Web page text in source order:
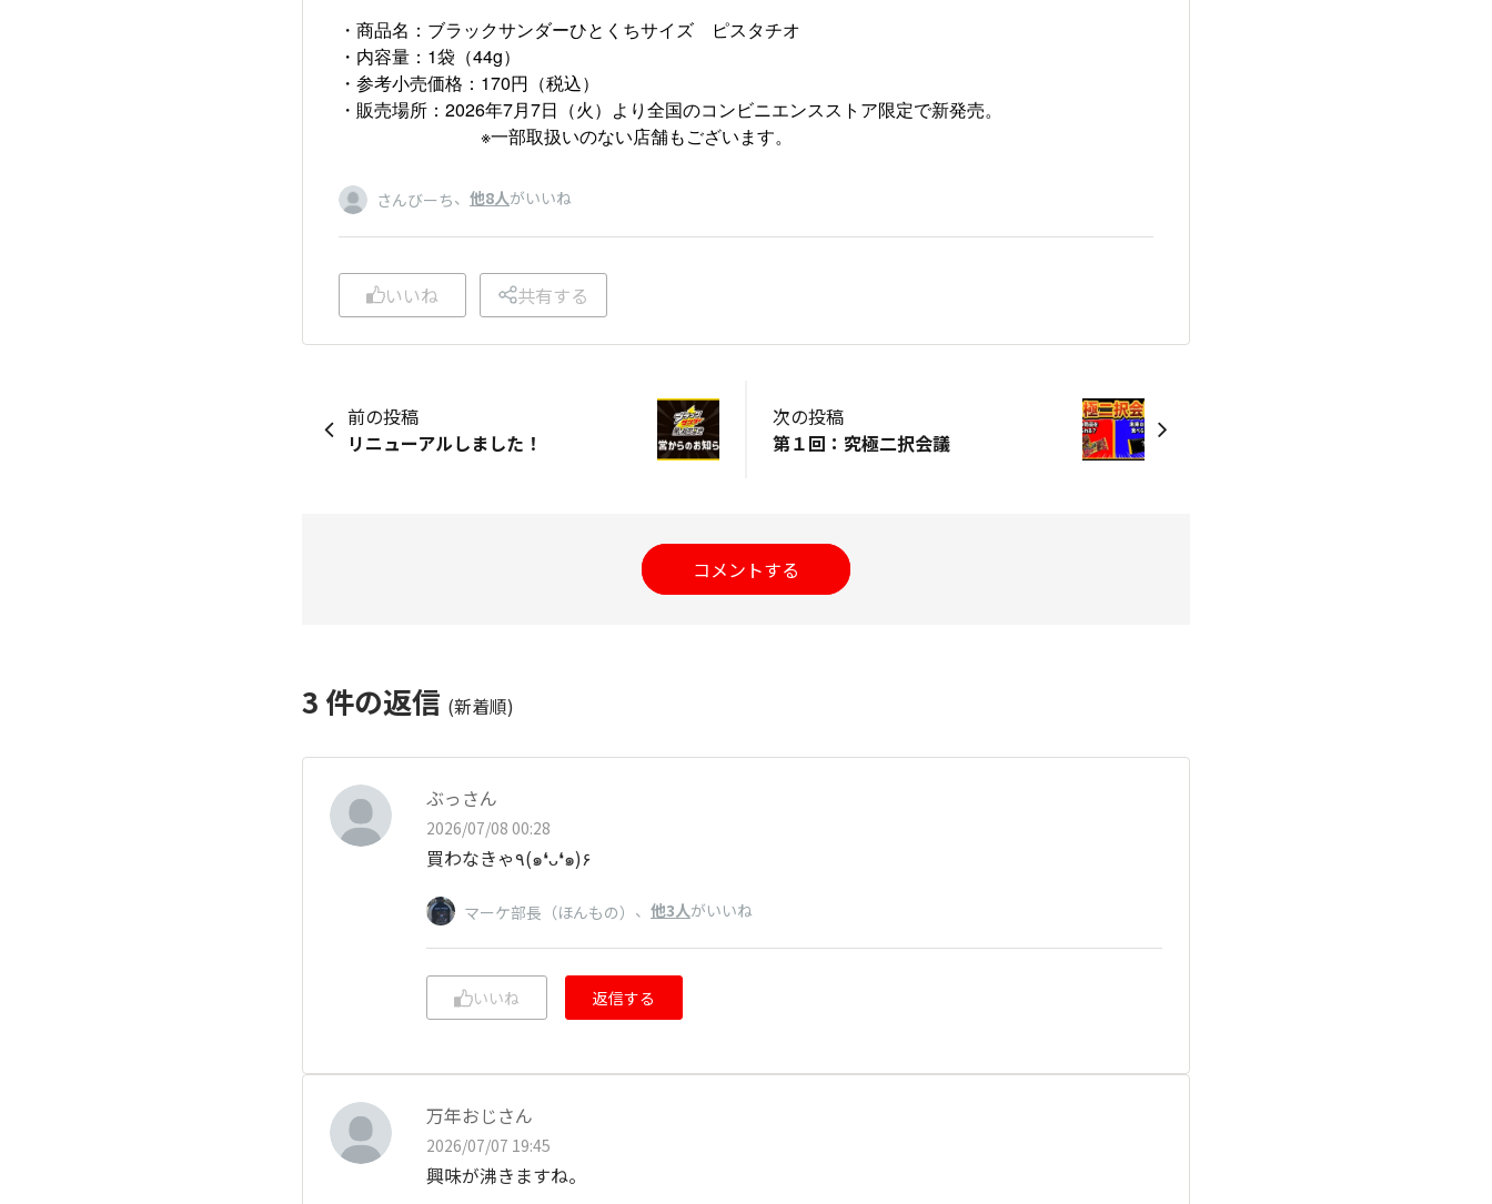
・商品名：ブラックサンダーひとくちサイズ ピスタチオ
・内容量：1袋（44g）
・参考小売価格：170円（税込）
・販売場所：2026年7月7日（火）より全国のコンビニエンスストア限定で新発売。
※一部取扱いのない店舗もございます。
さんびーち、 他8人がいいね
いいね 共有する
前の投稿
リニューアルしました！
次の投稿
第１回：究極二択会議
コメントする
3 件の返信 (新着順)
ぶっさん
2026/07/08 00:28
買わなきゃ٩(๑❛ᴗ❛๑)۶
マーケ部長（ほんもの） 、 他3人がいいね
いいね 返信する
万年おじさん
2026/07/07 19:45
興味が沸きますね。